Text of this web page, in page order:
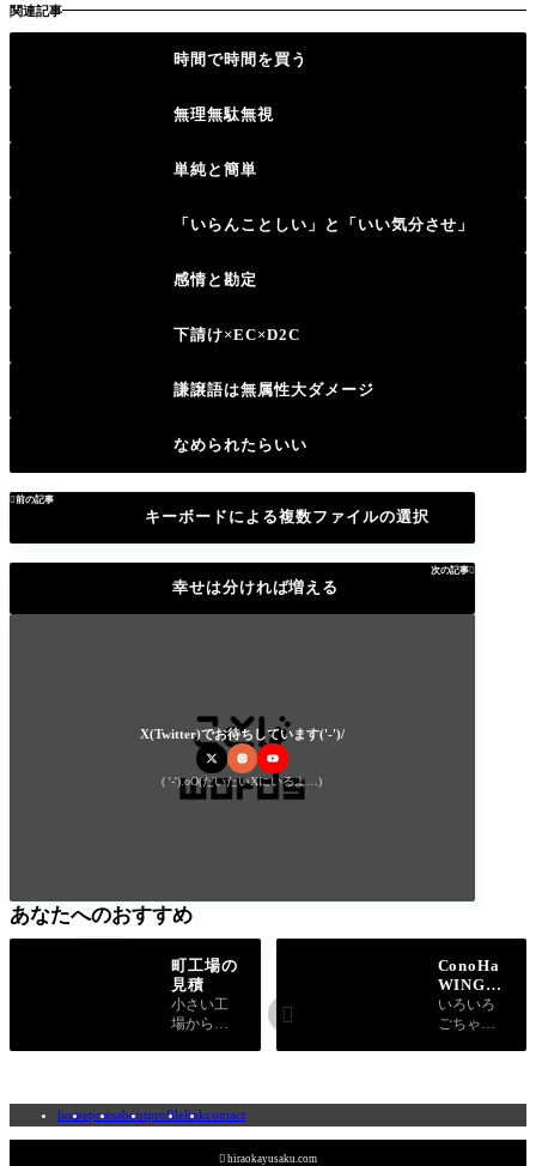
関連記事
時間で時間を買う
無理無駄無視
単純と簡単
「いらんことしい」と「いい気分させ」
感情と勘定
下請け×EC×D2C
謙譲語は無属性大ダメージ
なめられたらいい
前の記事
キーボードによる複数ファイルの選択
次の記事
幸せは分ければ増える
X(Twitter)でお待ちしています('-')/
( '-').oO(だいたいXにいるよ…)
あなたへのおすすめ
町工場の
見積
小さい工
場から見
慣行の問
題、バイ
ヤー側と
サプライ
ConoHa
WINGで
運用する
WordPre
merceの
いろいろ
ごちゃご
いい人は
んでくだ

homepostsaboutprofilelinkcontact
 hiraokayusaku.com